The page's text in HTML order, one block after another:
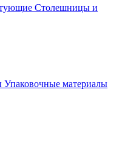
Столешницы и
Упаковочные материалы